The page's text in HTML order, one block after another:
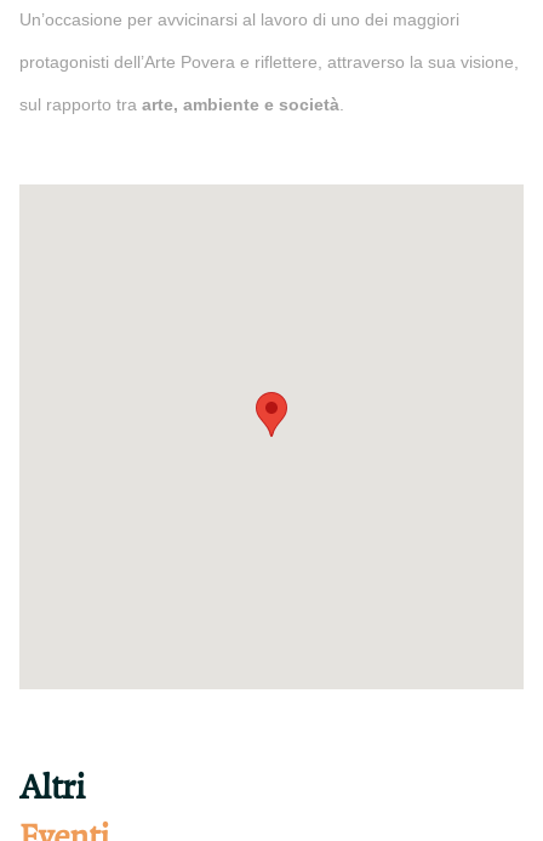
Un’occasione per avvicinarsi al lavoro di uno dei maggiori
protagonisti dell’Arte Povera e riflettere, attraverso la sua visione,
sul rapporto tra arte, ambiente e società
Altri